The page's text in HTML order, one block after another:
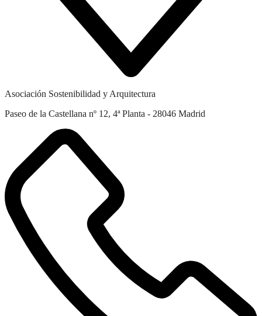
Asociación Sostenibilidad y Arquitectura
Paseo de la Castellana nº 12, 4ª Planta - 28046 Madrid